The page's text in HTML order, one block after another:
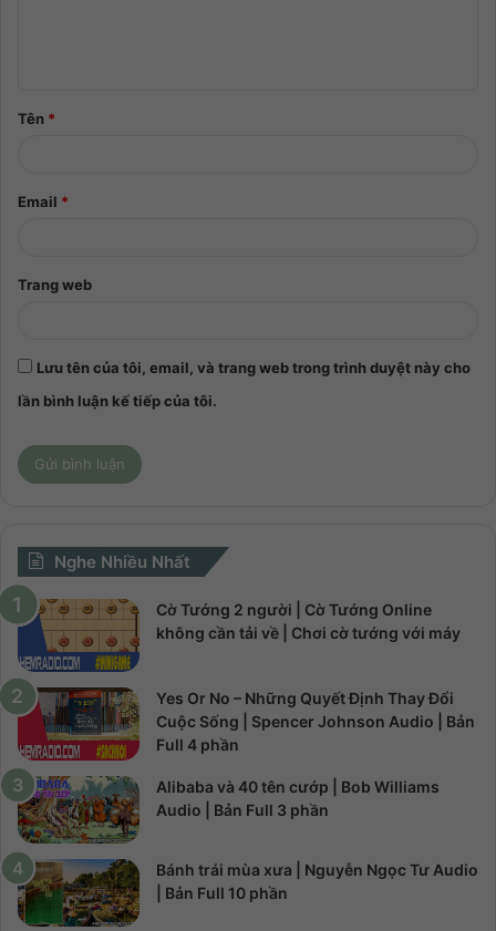
Tên *
Email *
Trang web
Lưu tên của tôi, email, và trang web trong trình duyệt này cho
lần bình luận kế tiếp của tôi.
Nghe Nhiều Nhất
Cờ Tướng 2 người | Cờ Tướng Online
không cần tải về | Chơi cờ tướng với máy
Yes Or No – Những Quyết Định Thay Đổi
Cuộc Sống | Spencer Johnson Audio | Bản
Full 4 phần
Alibaba và 40 tên cướp | Bob Williams
Audio | Bản Full 3 phần
Bánh trái mùa xưa | Nguyễn Ngọc Tư Audio
| Bản Full 10 phần